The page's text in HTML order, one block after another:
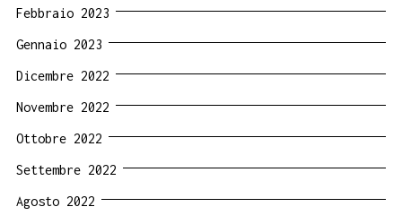
Febbraio 2023
Gennaio 2023
Dicembre 2022
Novembre 2022
Ottobre 2022
Settembre 2022
Agosto 2022